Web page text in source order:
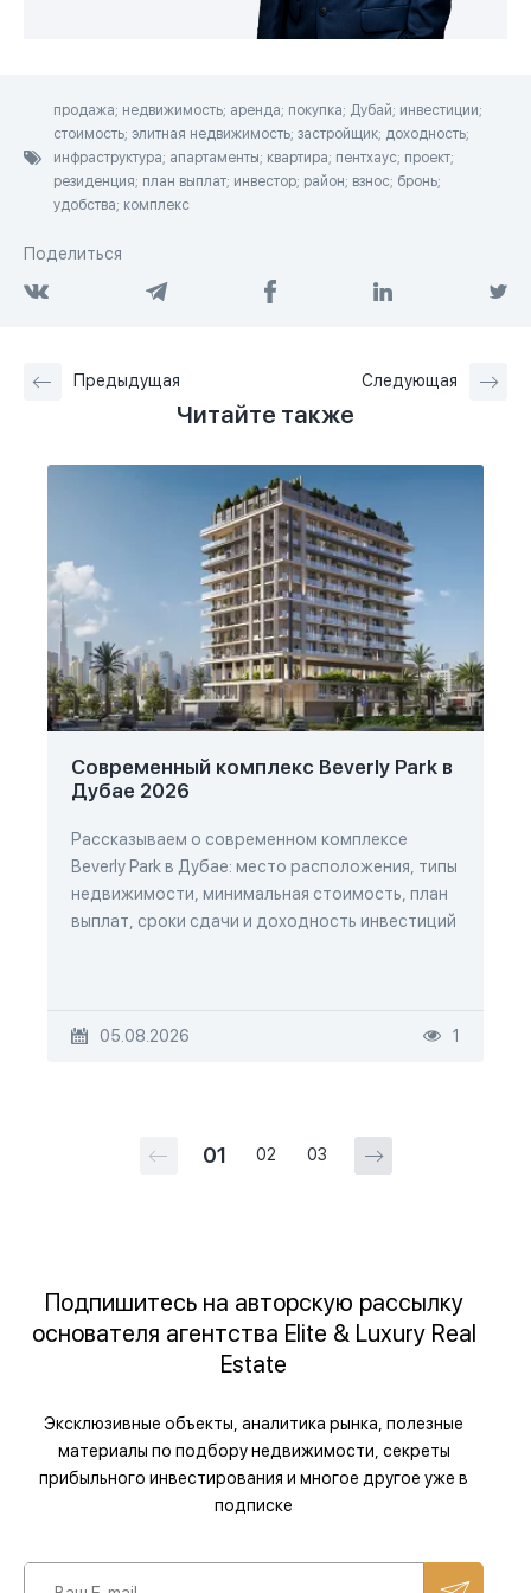
продажа; недвижимость; аренда; покупка; Дубай; инвестиции;
стоимость; элитная недвижимость; застройщик; доходность;
инфраструктура; апартаменты; квартира; пентхаус; проект;
резиденция; план выплат; инвестор; район; взнос; бронь;
удобства; комплекс
Поделиться
Предыдущая Следующая
Читайте также
Современный комплекс Beverly Park в
Дубае 2026
Рассказываем о современном комплексе
Beverly Park в Дубае: место расположения, типы
недвижимости, минимальная стоимость, план
выплат, сроки сдачи и доходность инвестиций
05.08.2026 1
01 02 03
Подпишитесь на авторскую рассылку
основателя агентства Elite & Luxury Real
Estate
Эксклюзивные объекты, аналитика рынка, полезные
материалы по подбору недвижимости, секреты
прибыльного инвестирования и многое другое уже в
подписке